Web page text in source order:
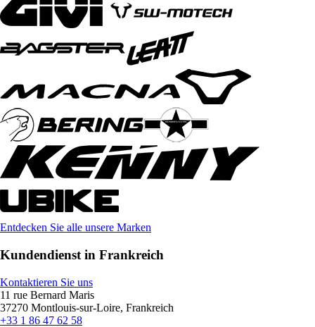
Entdecken Sie alle unsere Marken
Kundendienst in Frankreich
Kontaktieren Sie uns
11 rue Bernard Maris
37270 Montlouis-sur-Loire, Frankreich
+33 1 86 47 62 58